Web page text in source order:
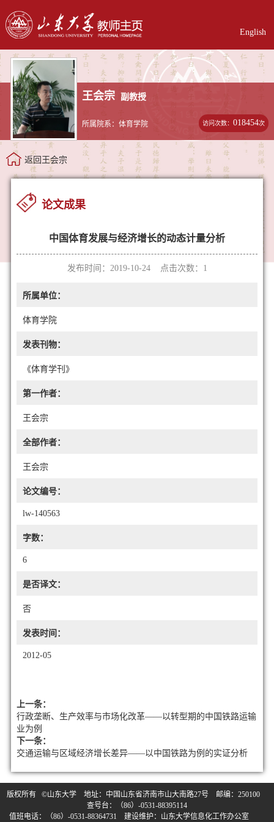
English
王会宗 副教授
所属院系：体育学院 访问次数：018454次
返回王会宗
论文成果
中国体育发展与经济增长的动态计量分析
发布时间：2019-10-24 点击次数： 1
所属单位：
体育学院
发表刊物：
《体育学刊》
第一作者：
王会宗
全部作者：
王会宗
论文编号：
lw-140563
字数：
6
是否译文：
否
发表时间：
2012-05
上一条：
行政垄断、生产效率与市场化改革——以转型期的中国铁路运输
业为例
下一条：
交通运输与区域经济增长差异——以中国铁路为例的实证分析
版权所有 ©山东大学 地址：中国山东省济南市山大南路27号 邮编：250100
查号台：（86）-0531-88395114
值班电话：（86）-0531-88364731 建设维护：山东大学信息化工作办公室